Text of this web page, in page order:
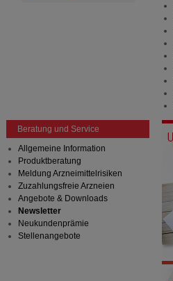
Beratung und Service
Allgemeine Information
Produktberatung
Meldung Arzneimittelrisiken
Zuzahlungsfreie Arzneien
Angebote & Downloads
Newsletter
Neukundenprämie
Stellenangebote